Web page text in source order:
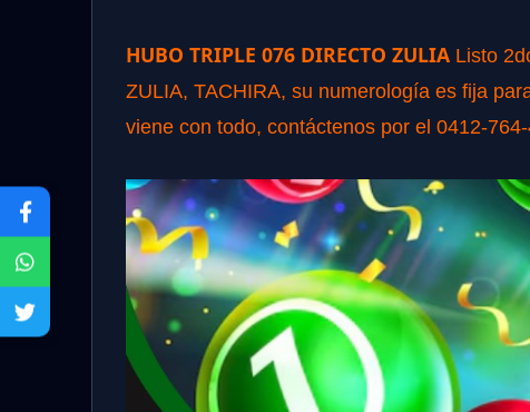
HUBO TRIPLE 076 DIRECTO ZULIA Listo
ZULIA, TACHIRA, su numerología es fija
viene con todo, contáctenos por el 0412-